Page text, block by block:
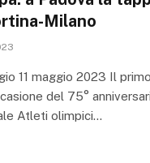
Milano
11 maggio 2023 Il primo
del 75°
Atleti olimpici…